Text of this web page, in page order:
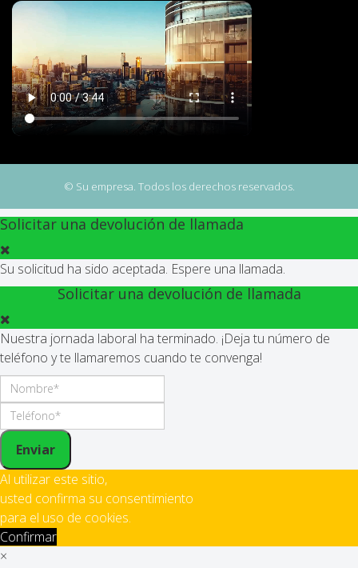
© Su empresa. Todos los derechos reservados.
Solicitar una devolución de llamada
Su solicitud ha sido aceptada. Espere una llamada.
Solicitar una devolución de llamada
Nuestra jornada laboral ha terminado. ¡Deja tu número de
teléfono y te llamaremos cuando te convenga!
Enviar
Al utilizar este sitio,
usted confirma su consentimiento
para el uso de cookies.
Confirmar
×